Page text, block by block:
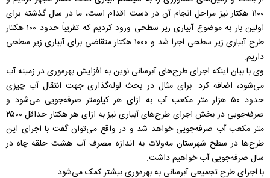
۱۱۰۰ هکتار نیز مراحل انجام آن در دست اقدام است، ما در سال گذشته برای
اولین بار به موضوع آبیاری زیر سطحی ورود کردیم که تقریباً حدود ۱۰۰ هکتار
طرح آبیاری زیر سطحی اجرا شد و ۱۰۰۰ هکتار متقاضی برای آبیاری زیر سطحی
داریم.
وی با بیان اینکه اجرای طرح‌های آبرسانی نوین به افزایش بهره‌وری در زمینه آب
می‌شود، اضافه کرد: برای مثال در بحث لوله‌گذاری جهت انتقال آب چیزی
حدود ۵۰ هزار متر مکعب آب به ازای هر کیلومتر صرفه‌جویی می‌شود و
صرفه‌جویی در بخش اجرای طرح‌های آبیاری نیز به ازای هر هکتار حداقل ۲۵۰۰
متر مکعب آب صرفه‌جویی خواهد شد و در واقع می‌توان گفت با اجرای این
طرح‌ها در سطح شهرستان مه‌ولات به اندازه مصرف آب هشت حلقه چاه در
سال صرفه‌جویی آب خواهیم داشت.
با اجرای طرح تجمیعی آبرسانی به بهره‌وری بیشتر کمک می‌شود